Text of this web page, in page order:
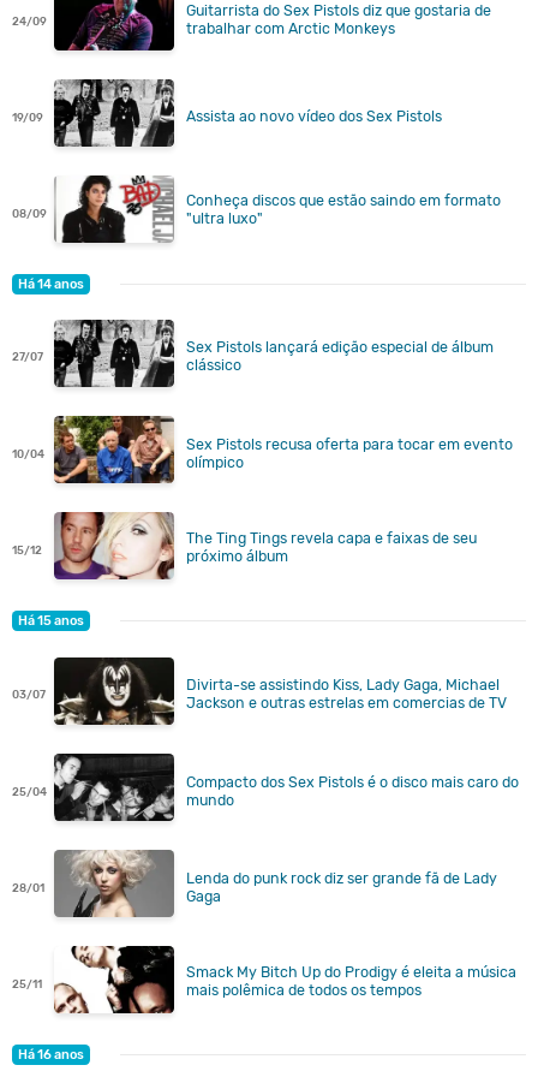
24/09
Guitarrista do Sex Pistols diz que gostaria de
trabalhar com Arctic Monkeys
19/09 Assista ao novo vídeo dos Sex Pistols
08/09
Conheça discos que estão saindo em formato
"ultra luxo"
Há 14 anos
27/07
Sex Pistols lançará edição especial de álbum
clássico
10/04
Sex Pistols recusa oferta para tocar em evento
olímpico
15/12
The Ting Tings revela capa e faixas de seu
próximo álbum
Há 15 anos
03/07
Divirta-se assistindo Kiss, Lady Gaga, Michael
Jackson e outras estrelas em comercias de TV
25/04
Compacto dos Sex Pistols é o disco mais caro do
mundo
28/01
Lenda do punk rock diz ser grande fã de Lady
Gaga
25/11
Smack My Bitch Up do Prodigy é eleita a música
mais polêmica de todos os tempos
Há 16 anos